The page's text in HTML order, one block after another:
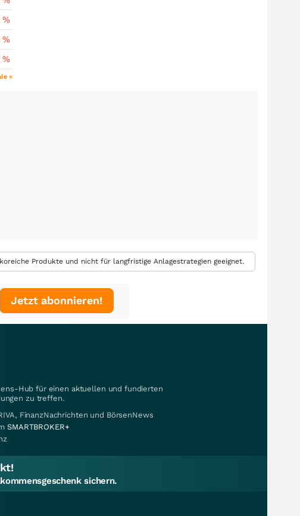
%
%
%
»
Produkte und nicht für langfristige Anlagestrategien geeignet.
Jetzt abonnieren!
Hub für einen aktuellen und fundierten
zu treffen.
FinanzNachrichten und BörsenNews
SMARTBROKER+
sichern.